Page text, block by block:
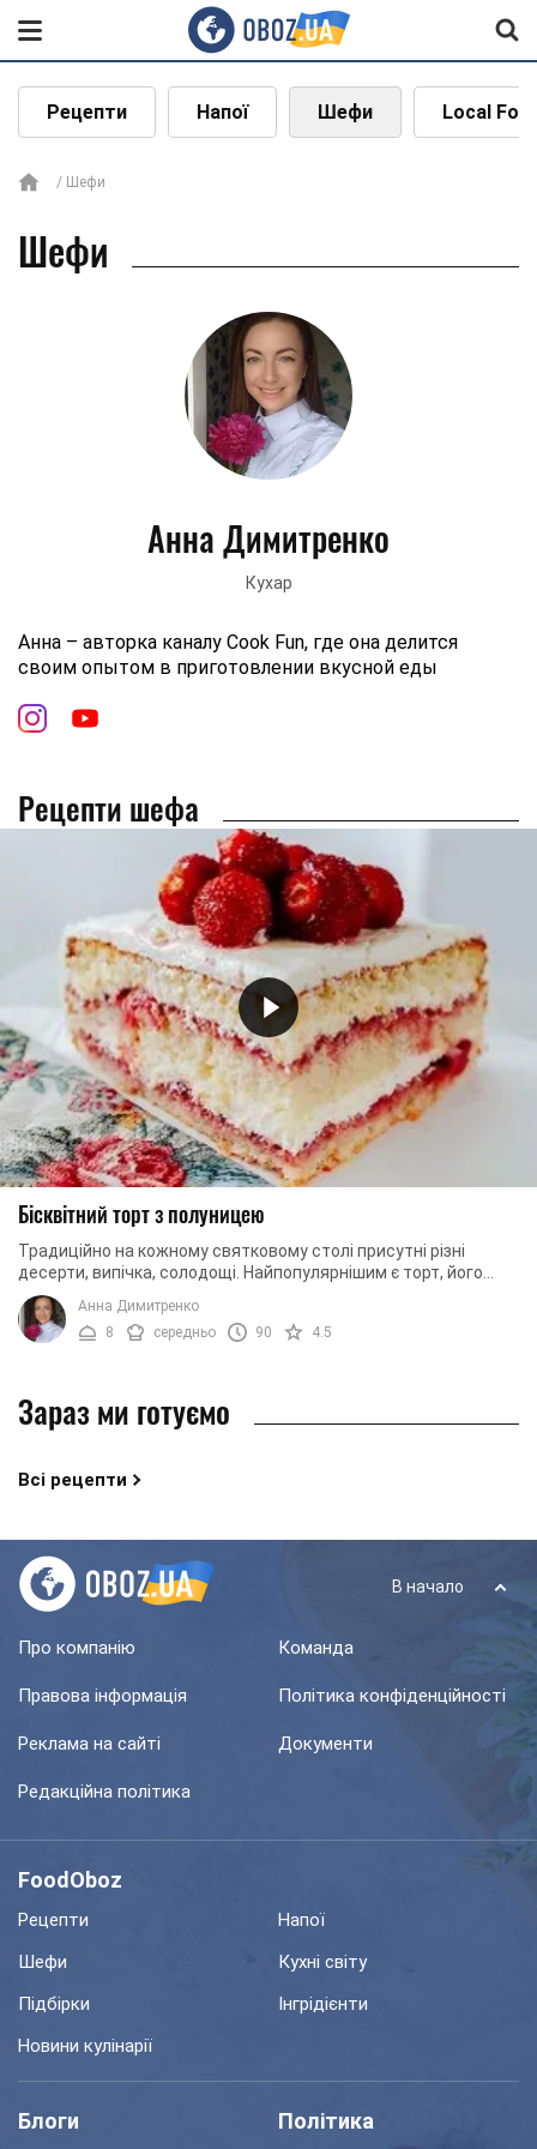
Рецепти Напої Шефи Local
Шефи
Шефи
Анна Димитренко
Кухар
Анна – авторка каналу Cook Fun, где она делится
своим опытом в приготовлении вкусной еды
Рецепти шефа
Бісквітний торт з полуницею
Традиційно на кожному святковому столі присутні різні
десерти, випічка, солодощі. Найпопулярнішим є торт, його
декорують, на ньому запалюють і ...
Анна Димитренко
8
середньо 90 4.5
Зараз ми готуємо
Всі рецепти
В начало
Про компанію Команда
Правова інформація Політика конфіденційності
Реклама на сайті Документи
Редакційна політика
FoodOboz
Рецепти
Напої
Шефи
Кухні світу
Підбірки
Інгрідієнти
Новини кулінарії
Блоги Політика